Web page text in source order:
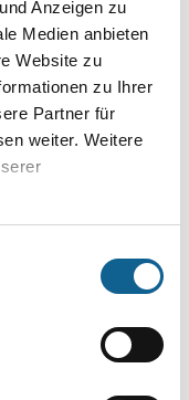
Anzeigen zu
Medien anbieten
Website zu
zu Ihrer
Partner für
weiter. Weitere